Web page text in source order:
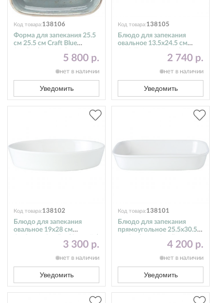
Код товара:138106
Форма для запекания 25.5
см 25.5 см Craft Blue
5 800 р.
нет в наличии
Уведомить
Код товара:138105
Блюдо для запекания
овальное 13.5х24.5 см
(Стилайт) 113303192 740 р.
нет в наличии
Уведомить
Код товара:138102
Блюдо для запекания
овальное 19х28 см
3 300 р.
нет в наличии
Уведомить
Код товара:138101
Блюдо для запекания
прямоугольное 25.5х30.5
(Стилайт) 110103424 200 р.
нет в наличии
Уведомить